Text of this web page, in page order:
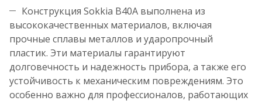
Конструкция Sokkia B40A выполнена из
высококачественных материалов, включая
прочные сплавы металлов и ударопрочный
пластик. Эти материалы гарантируют
долговечность и надежность прибора, а также его
устойчивость к механическим повреждениям. Это
особенно важно для профессионалов, работающих